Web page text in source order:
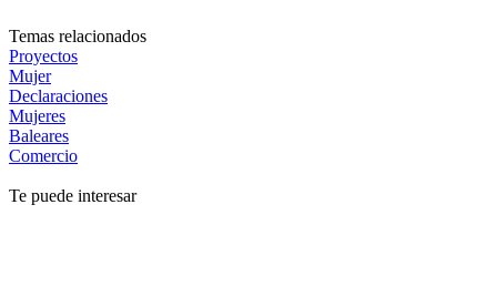
Temas relacionados
Proyectos
Mujer
Declaraciones
Mujeres
Baleares
Comercio
Te puede interesar